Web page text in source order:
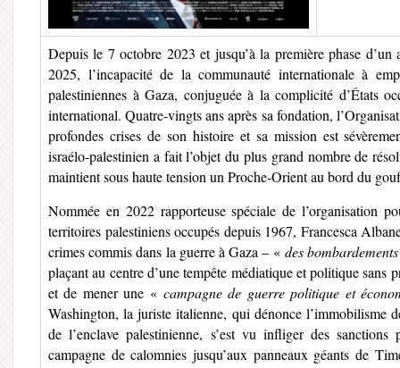
Depuis le 7 octobre 2023 et jusqu’à la première phase
2025, l’incapacité de la communauté internationale à
palestiniennes à Gaza, conjuguée à la complicité d’États
international. Quatre-vingts ans après sa fondation,
profondes crises de son histoire et sa mission est
israélo-palestinien a fait l’objet du plus grand nombre de
maintient sous haute tension un Proche-Orient au bord du
Nommée en 2022 rapporteuse spéciale de l’organisation
territoires palestiniens occupés depuis 1967, Francesca
crimes commis dans la guerre à Gaza – « des
plaçant au centre d’une tempête médiatique et politique sans
et de mener une «campagne de guerre politique et
Washington, la juriste italienne, qui dénonce l’immobilisme
de l’enclave palestinienne, s’est vu infliger des
campagne de calomnies jusqu’aux panneaux géants de